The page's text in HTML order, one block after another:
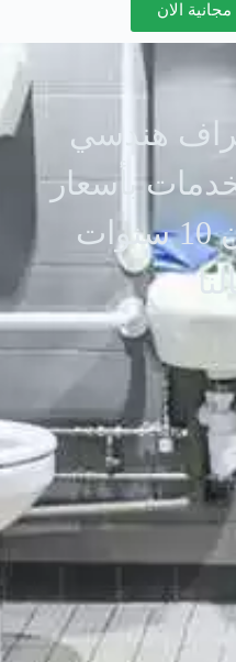
الان
هندسي
بأسعار
مناسبة وضمان 10 سنوات